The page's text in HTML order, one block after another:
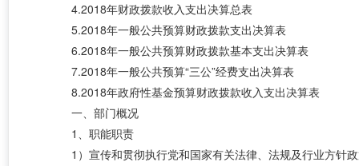
4.2018年财政拨款收入支出决算总表
5.2018年一般公共预算财政拨款支出决算表
6.2018年一般公共预算财政拨款基本支出决算表
7.2018年一般公共预算“三公”经费支出决算表
8.2018年政府性基金预算财政拨款收入支出决算表
一、部门概况
1、职能职责
1）宣传和贯彻执行党和国家有关法律、法规及行业方针